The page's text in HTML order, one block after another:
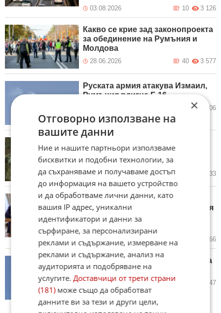
03.08.2026 3 126
10
Какво се крие зад законопроекта
за обединение на Румъния и
Молдова
28.06.2026 3 577
40
Руската армия атакува Измаил,
Румъния вдигна F-16
5 006
американски военни се лекуват
в местни болници
28.03.2026 3 433
Какво предвижда
споразумението между Румъния
и Украйна за съвместно
производство на дронове?
10 866
Румъния ще позволи на САЩ да
разположат военна техника
11.03.2026 3 647
×
Отговорно използване на
вашите данни
Ние и нашите партньори използваме
бисквитки и подобни технологии, за
да съхраняваме и получаваме достъп
до информация на вашето устройство
и да обработваме лични данни, като
вашия IP адрес, уникални
идентификатори и данни за
сърфиране, за персонализирани
реклами и съдържание, измерване на
реклами и съдържание, анализ на
аудиторията и подобряване на
услугите.Доставчици от трети страни
(181)може също да обработват
данните ви за тези и други цели,